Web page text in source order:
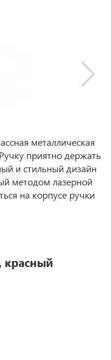
металлическая
приятно держать
и стильный дизайн
методом лазерной
на корпусе ручки
красный